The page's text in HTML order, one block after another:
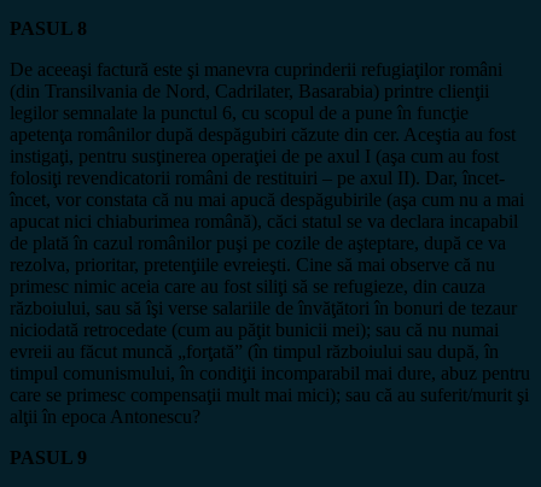
PASUL 8
De aceeaşi factură este şi manevra cuprinderii refugiaţilor români
(din Transilvania de Nord, Cadrilater, Basarabia) printre clienţii
legilor semnalate la punctul 6, cu scopul de a pune în funcţie
apetenţa românilor după despăgubiri căzute din cer. Aceştia au fost
instigaţi, pentru susţinerea operaţiei de pe axul I (aşa cum au fost
folosiţi revendicatorii români de restituiri – pe axul II). Dar, încet-
încet, vor constata că nu mai apucă despăgubirile (aşa cum nu a mai
apucat nici chiaburimea română), căci statul se va declara incapabil
de plată în cazul românilor puşi pe cozile de aşteptare, după ce va
rezolva, prioritar, pretenţiile evreieşti. Cine să mai observe că nu
primesc nimic aceia care au fost siliţi să se refugieze, din cauza
războiului, sau să îşi verse salariile de învăţători în bonuri de tezaur
niciodată retrocedate (cum au păţit bunicii mei); sau că nu numai
evreii au făcut muncă „forţată” (în timpul războiului sau după, în
timpul comunismului, în condiţii incomparabil mai dure, abuz pentru
care se primesc compensaţii mult mai mici); sau că au suferit/murit şi
alţii în epoca Antonescu?
PASUL 9